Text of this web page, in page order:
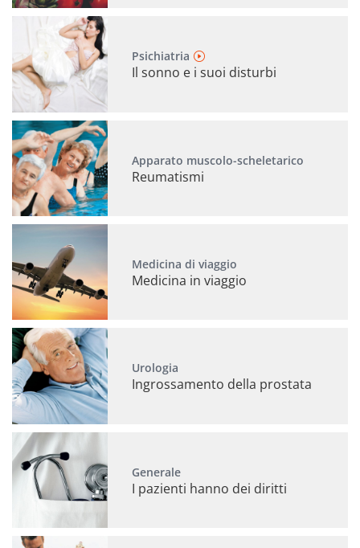
Psichiatria
Il sonno e i suoi disturbi
Apparato muscolo-scheletarico
Reumatismi
Medicina di viaggio
Medicina in viaggio
Urologia
Ingrossamento della prostata
Generale
I pazienti hanno dei diritti